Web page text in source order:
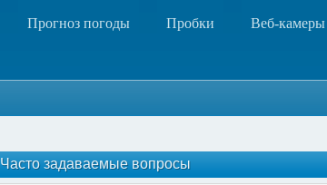
Прогноз погоды Пробки Веб-камеры
Часто задаваемые вопросы